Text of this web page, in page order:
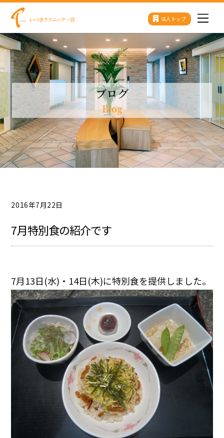
content
法人トップ
ブログ
Blog
2016年7月22日
7月特別食の紹介です
7月13日(水)・14日(木)に特別食を提供しました。